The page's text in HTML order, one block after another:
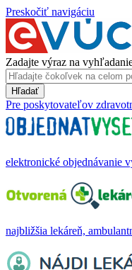
Preskočiť navigáciu
Zadajte výraz na
Hľadať
Pre poskytovateľov
elektronické objednávanie
najbližšia lekáreň,